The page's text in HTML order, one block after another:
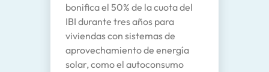
bonifica el 50% de la cuota del
IBI durante tres años para
viviendas con sistemas de
aprovechamiento de energía
solar, como el autoconsumo